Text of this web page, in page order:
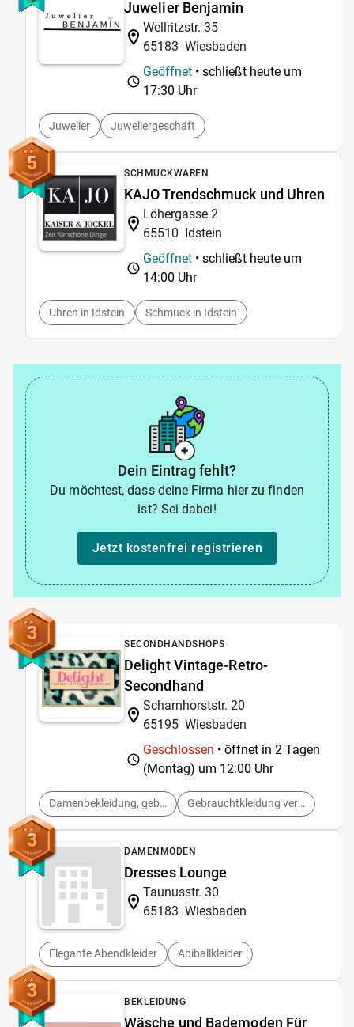
Juwelier Benjamin
Wellritzstr. 35
65183 Wiesbaden
Geöffnet • schließt heute um
17:30 Uhr
Juwelier Juweliergeschäft
5 SCHMUCKWAREN
KAJO Trendschmuck und Uhren
Löhergasse 2
65510 Idstein
Geöffnet • schließt heute um
14:00 Uhr
Uhren in Idstein Schmuck in Idstein
Dein Eintrag fehlt?
Du möchtest, dass deine Firma hier zu finden
ist? Sei dabei!
Jetzt kostenfrei registrieren
3 SECONDHANDSHOPS
Delight Vintage-Retro-
Secondhand
Scharnhorststr. 20
65195 Wiesbaden
Geschlossen • öffnet in 2 Tagen
(Montag) um 12:00 Uhr
Damenbekleidung, gebraucht verkaufen Gebrauchtkleidung verkaufen
3 DAMENMODEN
Dresses Lounge
Taunusstr. 30
65183 Wiesbaden
Elegante Abendkleider Abiballkleider
3 BEKLEIDUNG
Wäsche und Bademoden Für